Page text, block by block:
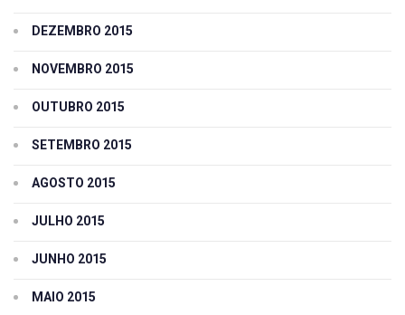
DEZEMBRO 2015
NOVEMBRO 2015
OUTUBRO 2015
SETEMBRO 2015
AGOSTO 2015
JULHO 2015
JUNHO 2015
MAIO 2015